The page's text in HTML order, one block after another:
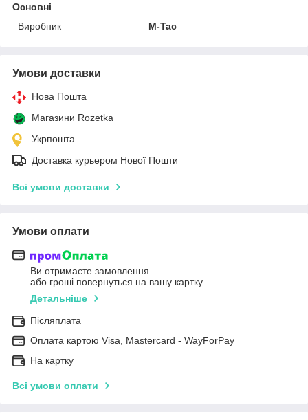
Основні
Виробник
M-Tac
Умови доставки
Нова Пошта
Магазини Rozetka
Укрпошта
Доставка курьером Нової Пошти
Всі умови доставки
Умови оплати
Ви отримаєте замовлення
або гроші повернуться на вашу картку
Детальніше
Післяплата
Оплата картою Visa, Mastercard - WayForPay
На картку
Всі умови оплати